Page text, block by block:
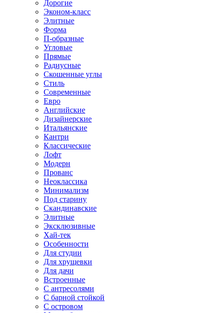
Дорогие
Эконом-класс
Элитные
Форма
П-образные
Угловые
Прямые
Радиусные
Скошенные углы
Стиль
Современные
Евро
Английские
Дизайнерские
Итальянские
Кантри
Классические
Лофт
Модерн
Прованс
Неоклассика
Минимализм
Под старину
Скандинавские
Элитные
Эксклюзивные
Хай-тек
Особенности
Для студии
Для хрущевки
Для дачи
Встроенные
С антресолями
С барной стойкой
С островом